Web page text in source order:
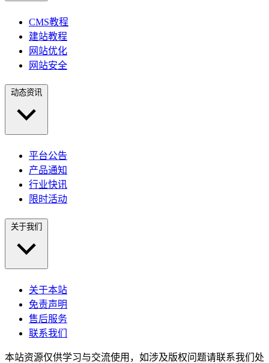
CMS教程
建站教程
网站优化
网站安全
动态资讯
平台公告
产品通知
行业快讯
限时活动
关于我们
关于本站
免责声明
售后服务
联系我们
本站资源仅供学习与交流使用，如涉及版权问题请联系我们处